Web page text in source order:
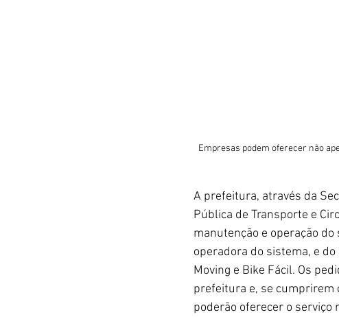
Empresas podem oferecer não
A prefeitura, através da
Pública de Transporte e
manutenção e operação
operadora do sistema, e
Moving e Bike Fácil. Os
prefeitura e, se cumprirem
poderão oferecer o serviço